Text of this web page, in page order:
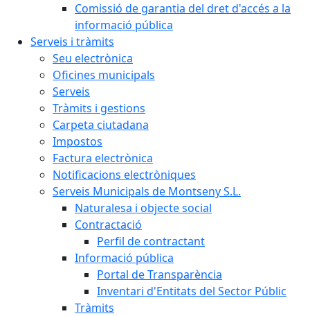
Comissió de garantia del dret d'accés a la
informació pública
Serveis i tràmits
Seu electrònica
Oficines municipals
Serveis
Tràmits i gestions
Carpeta ciutadana
Impostos
Factura electrònica
Notificacions electròniques
Serveis Municipals de Montseny S.L.
Naturalesa i objecte social
Contractació
Perfil de contractant
Informació pública
Portal de Transparència
Inventari d'Entitats del Sector Públic
Tràmits